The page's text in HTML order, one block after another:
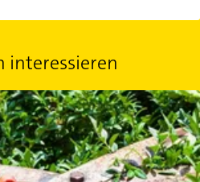
interessieren
und wie?